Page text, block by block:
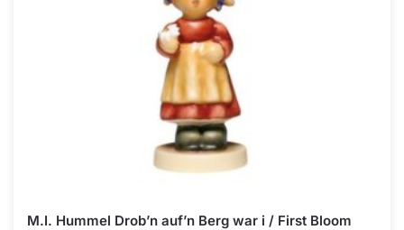
M.I. Hummel Drob’n auf’n Berg war i / First Bloom